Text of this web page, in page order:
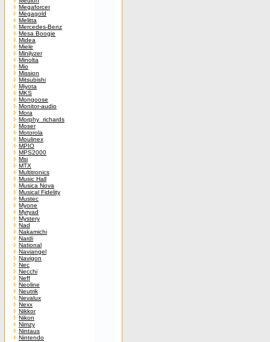
Megaforcer
Megagold
Melitta
Mercedes-Benz
Mesa Boogie
Midea
Miele
Minilyzer
Minolta
Mio
Mission
Mitsubishi
Miyota
MKS
Mongoose
Monitor-audio
Mora
Morphy_richards
Moser
Motorola
Moulinex
MPIO
MPS2000
Msi
MTX
Multitronics
Music Hall
Musica Nova
Musical Fidelity
Mustec
Myone
Myryad
Mystery
Nad
Nakamichi
Nardi
National
Naviangel
Navigon
Nec
Necchi
Neff
Neoline
Neutrik
Nevalux
Nexx
Nikkor
Nikon
Nimzy
Nintaus
Nintendo